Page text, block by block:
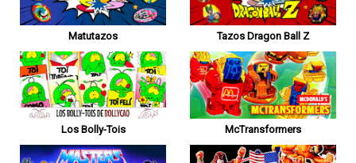
Matutazos Tazos Dragon Ball Z
Los Bolly-Tois McTransformers